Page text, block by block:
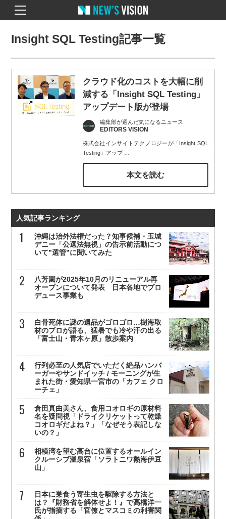
Insight SQL Testing記事一覧
クラウド化のコストを大幅に削
減する「Insight SQL Testing」
アップデート版が登場
編集部が選んだ気になるニュース
EDITORS VISION
株式会社インサイトテクノロジーが「Insight SQL
Testing」アップ…
本文を読む
人気記事ランキング
沖縄は治外法権だった？知事候補・玉城
デニー「公選法無視」の告示前活動につ
いて”選管”に聞いてみた
八芳園が2025年10月のリニューアル再
オープンについて発表 日本各地でプロ
デュース事業も
白骨死体に謎の遺品がゴロゴロ…樹海取
材のプロが語る、猛暑でも冷や汗の出る
「富士山・青木ヶ原」散歩案内
行列必至の人気店でいただく絶品ハンバ
ーガーやサンドイッチ / モーニングが生
まれた街・愛知県一宮市の「カフェ クロ
ーチェ」
倉田真由美さん、食用コオロギの原材料
名を疑問視「ドライクリケットって乾燥
コオロギだよね？」「なぜそう表記しな
いの？」
相模湾を望む高台に位置するオールイン
クルーシブ温泉宿「ソラトニワ熱海伊豆
山」
日本に巣食う寄生虫を駆除する方法と
は？『財務省を解体せよ！』で高橋洋一
氏が指摘する「官僚とマスコミの利害関